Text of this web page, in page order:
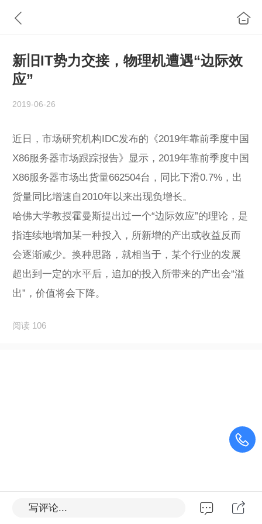
新旧IT势力交接，物理机遭遇“边际效
应”
2019-06-26
近日，市场研究机构IDC发布的《2019年靠前季度中国
X86服务器市场跟踪报告》显示，2019年靠前季度中国
X86服务器市场出货量662504台，同比下滑0.7%，出
货量同比增速自2010年以来出现负增长。
哈佛大学教授霍曼斯提出过一个“边际效应”的理论，是
指连续地增加某一种投入，所新增的产出或收益反而
会逐渐减少。换种思路，就相当于，某个行业的发展
超出到一定的水平后，追加的投入所带来的产出会“溢
出”，价值将会下降。
阅读 106
写评论...